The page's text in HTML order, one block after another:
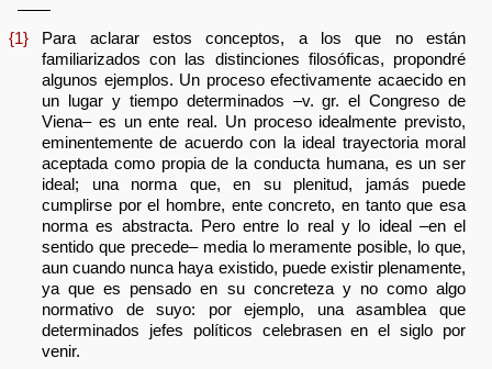
——
{1} Para aclarar estos conceptos, a los que no están
familiarizados con las distinciones filosóficas, propondré
algunos ejemplos. Un proceso efectivamente acaecido en
un lugar y tiempo determinados –v. gr. el Congreso de
Viena– es un ente real. Un proceso idealmente previsto,
eminentemente de acuerdo con la ideal trayectoria moral
aceptada como propia de la conducta humana, es un ser
ideal; una norma que, en su plenitud, jamás puede
cumplirse por el hombre, ente concreto, en tanto que esa
norma es abstracta. Pero entre lo real y lo ideal –en el
sentido que precede– media lo meramente posible, lo que,
aun cuando nunca haya existido, puede existir plenamente,
ya que es pensado en su concreteza y no como algo
normativo de suyo: por ejemplo, una asamblea que
determinados jefes políticos celebrasen en el siglo por
venir.